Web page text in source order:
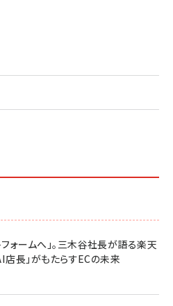
ォームへ」。三木谷社長が語る楽天
店長」がもたらすECの未来